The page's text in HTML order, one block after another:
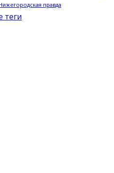
правда
теги